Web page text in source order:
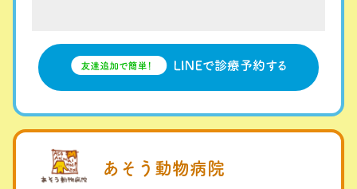
あそう動物病院